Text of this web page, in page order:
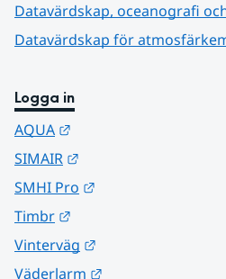
Datavärdskap, oceanografi
Datavärdskap för
Logga in
AQUA
SIMAIR
SMHI Pro
Timbr
Vinterväg
Väderlarm